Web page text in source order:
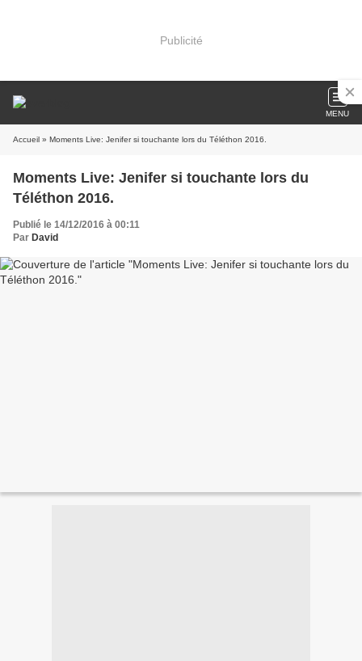
Publicité
MENU
Accueil » Moments Live: Jenifer si touchante lors du Téléthon 2016.
Moments Live: Jenifer si touchante lors du
Téléthon 2016.
Publié le 14/12/2016 à 00:11
Par David